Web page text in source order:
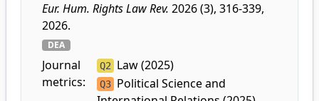
Eur. Hum. Rights Law Rev. 2026 (3), 316-339,
2026.
DEA
Journal
metrics:
Q2 Law (2025)
Q3 Political Science and